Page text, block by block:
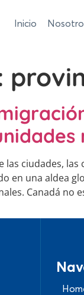
Inicio
las ciudades,
en una aldea
Canadá no